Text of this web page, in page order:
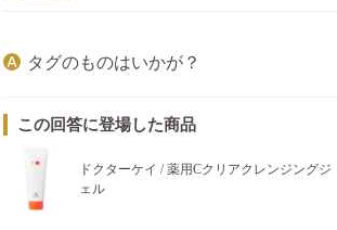
タグのものはいかが？
この回答に登場した商品
ドクターケイ / 薬用Cクリアクレンジングジ
ェル